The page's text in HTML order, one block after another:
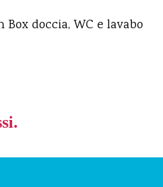
doccia, WC e lavabo